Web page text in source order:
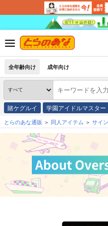
全年齢向け 成年向け
賭ケグルイ 学園アイドルマスター
とらのあな通販 同人アイテム サイ